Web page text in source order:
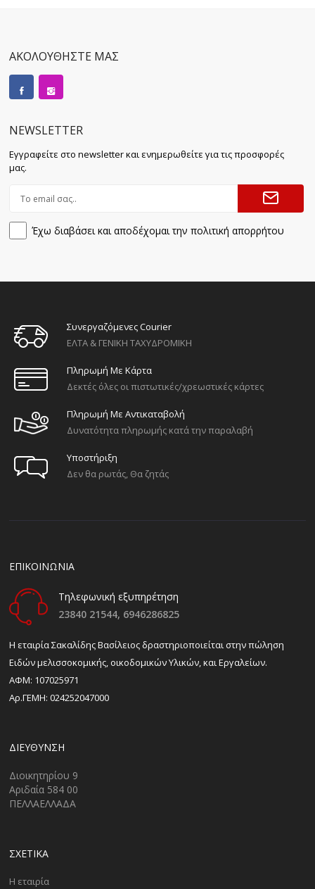
ΑΚΟΛΟΥΘΗΣΤΕ ΜΑΣ
NEWSLETTER
Εγγραφείτε στο newsletter και ενημερωθείτε για τις προσφορές
μας.
Έχω διαβάσει και αποδέχομαι την πολιτική απορρήτου
Συνεργαζόμενες Courier
ΕΛΤΑ & ΓΕΝΙΚΗ ΤΑΧΥΔΡΟΜΙΚΗ
Πληρωμή Με Κάρτα
Δεκτές όλες οι πιστωτικές/χρεωστικές κάρτες
Πληρωμή Με Αντικαταβολή
Δυνατότητα πληρωμής κατά την παραλαβή
Υποστήριξη
Δεν θα ρωτάς, Θα ζητάς
ΕΠΙΚΟΙΝΩΝΙΑ
Τηλεφωνική εξυπηρέτηση
23840 21544, 6946286825
H εταιρία Σακαλίδης Βασίλειος δραστηριοποιείται στην πώληση
Ειδών μελισσοκομικής, οικοδομικών Υλικών, και Εργαλείων.
ΑΦΜ: 107025971
Αρ.ΓΕΜΗ: 024252047000
ΔΙΕΎΘΥΝΣΗ
Διοικητηρίου 9
Αριδαία 584 00
ΠΕΛΛΑΕΛΛΑΔΑ
ΣΧΕΤΙΚΑ
Η εταιρία